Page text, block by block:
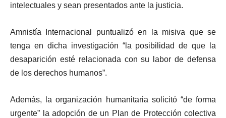
intelectuales y sean presentados ante la justicia.
Amnistía Internacional puntualizó en la misiva que se
tenga en dicha investigación “la posibilidad de que la
desaparición esté relacionada con su labor de defensa
de los derechos humanos”.
Además, la organización humanitaria solicitó “de forma
urgente” la adopción de un Plan de Protección colectiva